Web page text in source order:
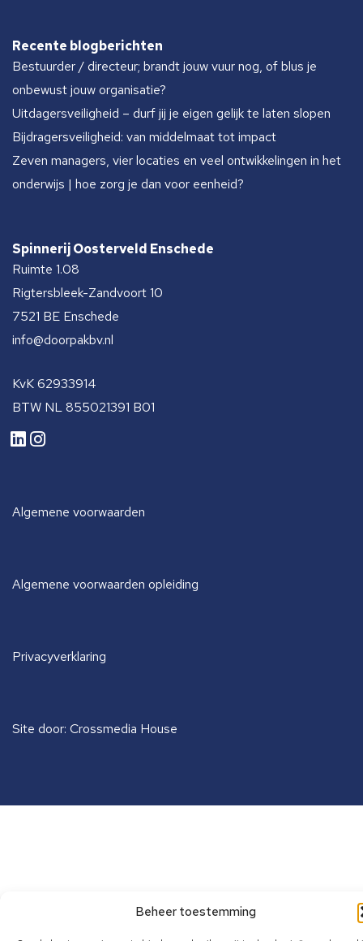
Beheer toestemming
Recente blogberichten
Bestuurder / directeur; brandt jouw vuur nog, of blus je
onbewust jouw organisatie?
Uitdagersveiligheid – durf jij je eigen gelijk te laten slopen
Bijdragersveiligheid: van middelmaat tot impact
Zeven managers, vier locaties en veel ontwikkelingen in het
onderwijs | hoe zorg je dan voor eenheid?
Spinnerij Oosterveld Enschede
Ruimte 1.08
Rigtersbleek-Zandvoort 10
7521 BE Enschede
info@doorpakbv.nl
KvK 62933914
BTW NL 855021391 B01
Algemene voorwaarden
Algemene voorwaarden opleiding
Privacyverklaring
Site door: Crossmedia House